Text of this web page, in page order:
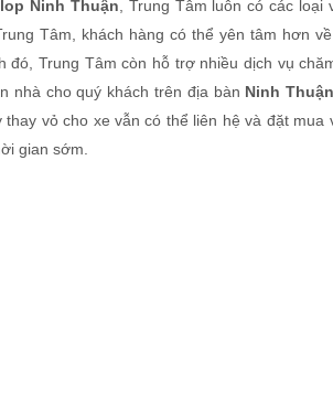
Ninh Thuận , Trung Tâm luôn có các loại
Tâm, khách hàng có thể yên tâm hơn
Trung Tâm còn hỗ trợ nhiều dịch vụ
nhà cho quý khách trên địa bàn Ninh
vỏ cho xe vẫn có thể liên hệ và đặt mua
gian sớm.